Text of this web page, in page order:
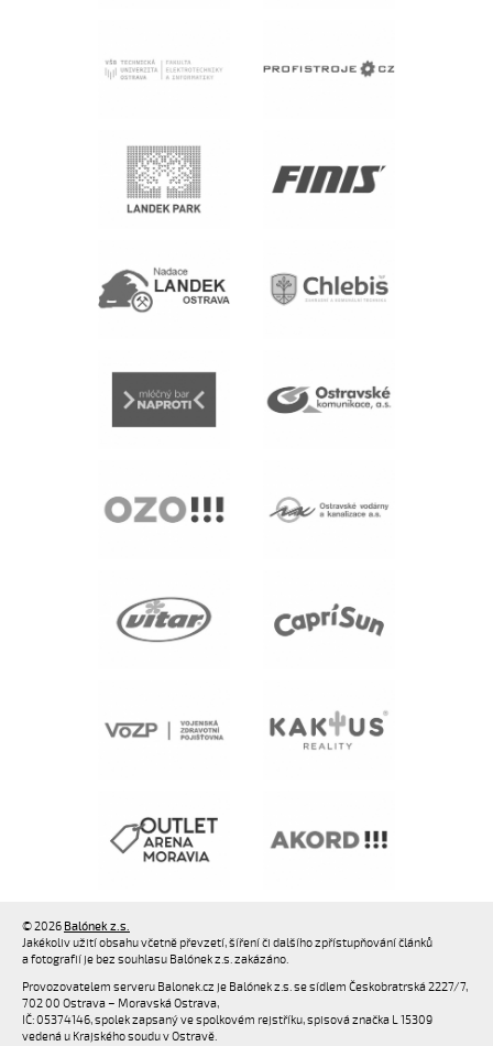
© 2026 Balónek z.s.
Jakékoliv užití obsahu včetně převzetí, šíření či dalšího zpřístupňování článků
a fotografií je bez souhlasu Balónek z.s. zakázáno.
Provozovatelem serveru Balonek.cz je Balónek z.s. se sídlem Českobratrská 2227/7,
702 00 Ostrava – Moravská Ostrava,
IČ: 05374146, spolek zapsaný ve spolkovém rejstříku, spisová značka L 15309
vedená u Krajského soudu v Ostravě.